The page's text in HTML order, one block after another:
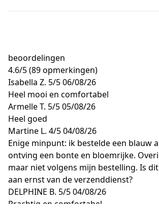
beoordelingen
4.6/5(89 opmerkingen)
Isabella Z. 5/506/08/26
Heel mooi en comfortabel
Armelle T. 5/505/08/26
Heel goed
Martine L. 4/504/08/26
Enige minpunt: ik bestelde een blauw
ontving een bonte en bloemrijke.
maar niet volgens mijn bestelling. Is
aan ernst van de verzenddienst?
DELPHINE B. 5/504/08/26
Prachtig en comfortabel